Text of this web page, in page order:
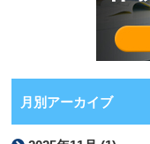
月別アーカイブ